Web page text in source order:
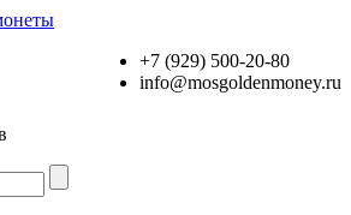
+7 (929) 500-20-80
info@mosgoldenmoney.ru